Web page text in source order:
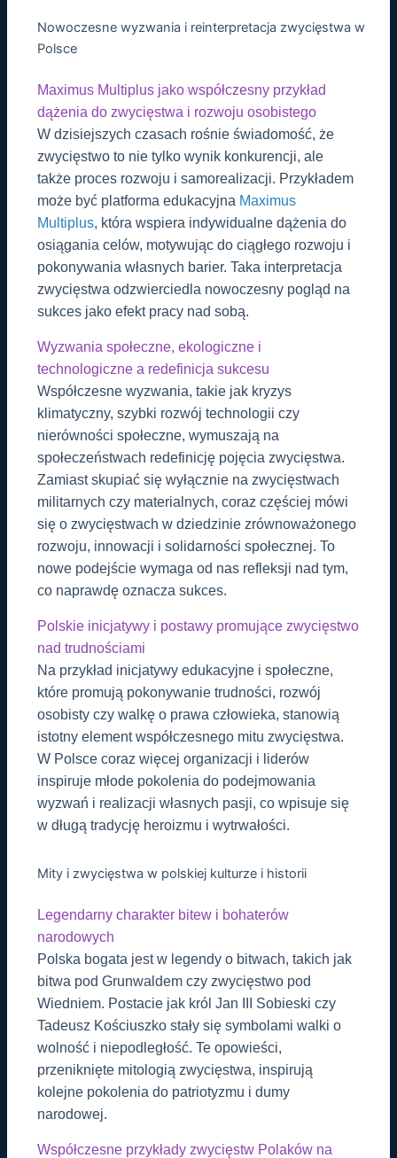
Nowoczesne wyzwania i reinterpretacja zwycięstwa w
Polsce
Maximus Multiplus jako współczesny przykład
dążenia do zwycięstwa i rozwoju osobistego
W dzisiejszych czasach rośnie świadomość, że
zwycięstwo to nie tylko wynik konkurencji, ale
także proces rozwoju i samorealizacji. Przykładem
może być platforma edukacyjna Maximus
Multiplus, która wspiera indywidualne dążenia do
osiągania celów, motywując do ciągłego rozwoju i
pokonywania własnych barier. Taka interpretacja
zwycięstwa odzwierciedla nowoczesny pogląd na
sukces jako efekt pracy nad sobą.
Wyzwania społeczne, ekologiczne i
technologiczne a redefinicja sukcesu
Współczesne wyzwania, takie jak kryzys
klimatyczny, szybki rozwój technologii czy
nierówności społeczne, wymuszają na
społeczeństwach redefinicję pojęcia zwycięstwa.
Zamiast skupiać się wyłącznie na zwycięstwach
militarnych czy materialnych, coraz częściej mówi
się o zwycięstwach w dziedzinie zrównoważonego
rozwoju, innowacji i solidarności społecznej. To
nowe podejście wymaga od nas refleksji nad tym,
co naprawdę oznacza sukces.
Polskie inicjatywy i postawy promujące zwycięstwo
nad trudnościami
Na przykład inicjatywy edukacyjne i społeczne,
które promują pokonywanie trudności, rozwój
osobisty czy walkę o prawa człowieka, stanowią
istotny element współczesnego mitu zwycięstwa.
W Polsce coraz więcej organizacji i liderów
inspiruje młode pokolenia do podejmowania
wyzwań i realizacji własnych pasji, co wpisuje się
w długą tradycję heroizmu i wytrwałości.
Mity i zwycięstwa w polskiej kulturze i historii
Legendarny charakter bitew i bohaterów
narodowych
Polska bogata jest w legendy o bitwach, takich jak
bitwa pod Grunwaldem czy zwycięstwo pod
Wiedniem. Postacie jak król Jan III Sobieski czy
Tadeusz Kościuszko stały się symbolami walki o
wolność i niepodległość. Te opowieści,
przeniknięte mitologią zwycięstwa, inspirują
kolejne pokolenia do patriotyzmu i dumy
narodowej.
Współczesne przykłady zwycięstw Polaków na